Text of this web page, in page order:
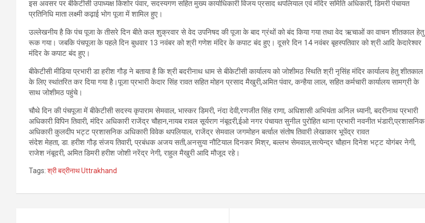
इस अवसर पर बीकेटीसी उपाध्यक्ष किशोर पंवार, सदस्यगण सहित मुख्य कार्याधिकारी विजय प्रसाद थपलियाल एवं मंदिर समिति अधिकारी, डिमरी पंचायत
प्रतिनिधि माता लक्ष्मी कढ़ाई भोग पूजा में शामिल हुए।
उल्लेखनीय है कि पंच पूजा के तीसरे दिन बीते कल शुक्रवार से वेद उपनिषद की पूजा के बाद ग्रंथों को बंद किया गया तथा वेद ऋचाओं का वाचन शीतकाल हेतु
रूक गया। जबकि पंचपूजा के पहले दिन बुधवार 13 नवंबर को श्री गणेश मंदिर के कपाट बंद हुए। दूसरे दिन 14 नवंबर बृहस्पतिवार को श्री आदि केदारेश्वर
मंदिर के कपाट बंद हुए।
बीकेटीसी मीडिया प्रभारी डा हरीश गौड़ ने बताया है कि श्री बदरीनाथ धाम से बीकेटीसी कार्यालय को जोशीमठ स्थिति श्री नृसिंह मंदिर कार्यालय हेतु शीतकाल
के लिए स्थांतरित कर दिया गया है।पूजा प्रभारी केदार सिंह रावत सहित मोहन प्रसाद मैखुरी,अमित पंवार, कन्हैया लाल, सहित कर्मचारी कार्यालय सामग्री के
साथ जोशीमठ पहुंचे।
चौथे दिन की पंचपूजा में बीकेटीसी सदस्य कृपाराम सेमवाल, भास्कर डिमरी, नंदा देवी,रणजीत सिंह राणा, अधिशासी अभियंता अनिल ध्यानी, बदरीनाथ प्रभारी
अधिकारी विपिन तिवारी, मंदिर अधिकारी राजेंद्र चौहान,नायब रावल सूर्यराग नंबूदरी,ईओ नगर पंचायत सुनील पुरोहित थाना प्रभारी नवनीत भंडारी,प्रशासनिक
अधिकारी कुलदीप भट्ट प्रशासनिक अधिकारी विवेक थपलियाल, राजेंद्र सेमवाल जगमोहन बर्त्वाल संतोष तिवारी लेखाकार भूपेंद्र रावत
संदेश मेहता, डा. हरीश गौड़ संजय तिवारी, प्रबंधक अजय सती,अनसुया नौटियाल दिनकर मिश्र, बल्लभ सेमवाल,सत्येन्द्र चौहान दिनेश भट्ट योगंबर नेगी,
राजेश नंबूदरी, अमित डिमरी हरीश जोशी नरेंद्र नेगी, राहुल मैखुरी आदि मौजूद रहे।
Tags: श्री बद्रीनाथ Uttrakhand